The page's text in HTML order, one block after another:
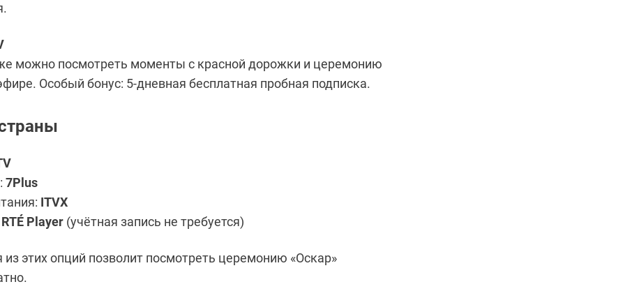
можно посмотреть моменты с красной дорожки и церемонию
Особый бонус: 5-дневная бесплатная пробная подписка.
7Plus
ITVX
RTÉ Player (учётная запись не требуется)
этих опций позволит посмотреть церемонию «Оскар»